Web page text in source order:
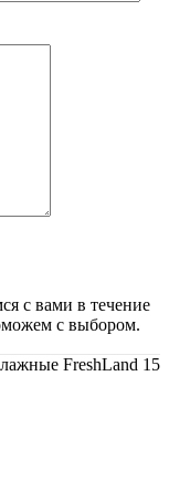
с вами в течение
с выбором.
FreshLand 15